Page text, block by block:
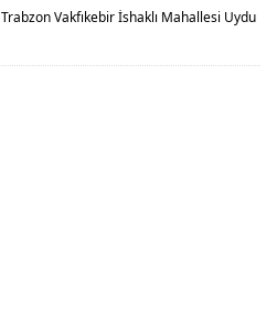
Trabzon Vakfıkebir İshaklı Mahallesi Uydu